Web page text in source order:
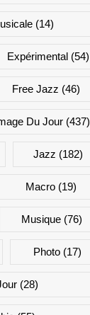
(14)
Expérimental (54)
Free Jazz (46)
Du Jour(437)
Jazz (182)
Macro(19)
Musique(76)
Photo(17)
(28)